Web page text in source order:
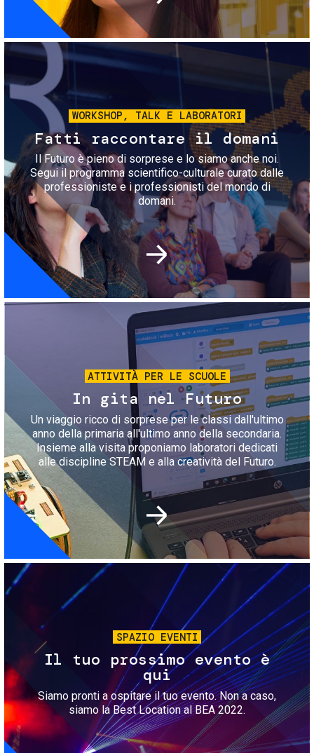
Immagine
WORKSHOP, TALK E LABORATORI
Fatti raccontare il domani
Il Futuro è pieno di sorprese e lo siamo anche noi.
Segui il programma scientifico-culturale curato dalle
professioniste e i professionisti del mondo di
domani.
Immagine
ATTIVITÀ PER LE SCUOLE
In gita nel Futuro
Un viaggio ricco di sorprese per le classi dall'ultimo
anno della primaria all'ultimo anno della secondaria.
Insieme alla visita proponiamo laboratori dedicati
alle discipline STEAM e alla creatività del Futuro.
Immagine
SPAZIO EVENTI
Il tuo prossimo evento è
qui
Siamo pronti a ospitare il tuo evento. Non a caso,
siamo la Best Location al BEA 2022.